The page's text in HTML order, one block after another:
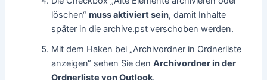
löschen“muss aktiviert sein, damit Inhalte
später in die archive.pst verschoben werden.
Mit dem Haken bei „Archivordner in Ordnerliste
anzeigen“ sehen Sie denArchivordner in der
Ordnerliste von Outlook.